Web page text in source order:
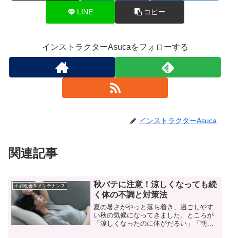
LINE コピー
インストラクターAsucaをフォローする
インストラクターAsuca
関連記事
不調改善＆メンテナンス
秋バテに注意！涼しくなっても続
く体の不調と対策法
夏の暑さがやっと落ち着き、過ごしやす
い秋の気候になってきました。ところが
「涼しくなったのに体がだるい」「朝起